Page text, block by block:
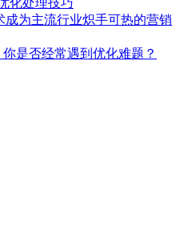
化处理技巧
成为主流行业炽手可热的营销
是否经常遇到优化难题？